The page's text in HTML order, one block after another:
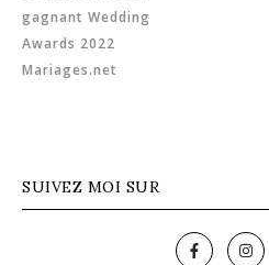
SUIVEZ MOI SUR